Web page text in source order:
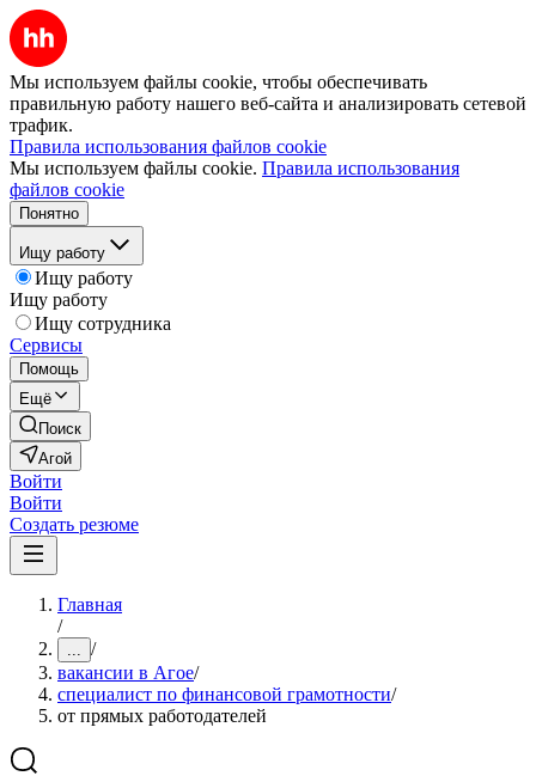
Мы используем файлы cookie, чтобы обеспечивать
правильную работу нашего веб-сайта и анализировать сетевой
трафик.
Правила использования файлов cookie
Мы используем файлы cookie. Правила использования
файлов cookie
Понятно
Ищу работу
Ищу работу
Ищу работу
Ищу сотрудника
Сервисы
Помощь
Ещё
Поиск
Агой
Войти
Войти
Создать резюме
Главная
/
... /
вакансии в Агое/
специалист по финансовой грамотности/
от прямых работодателей